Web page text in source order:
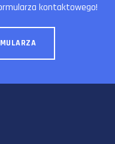
kontaktowego!